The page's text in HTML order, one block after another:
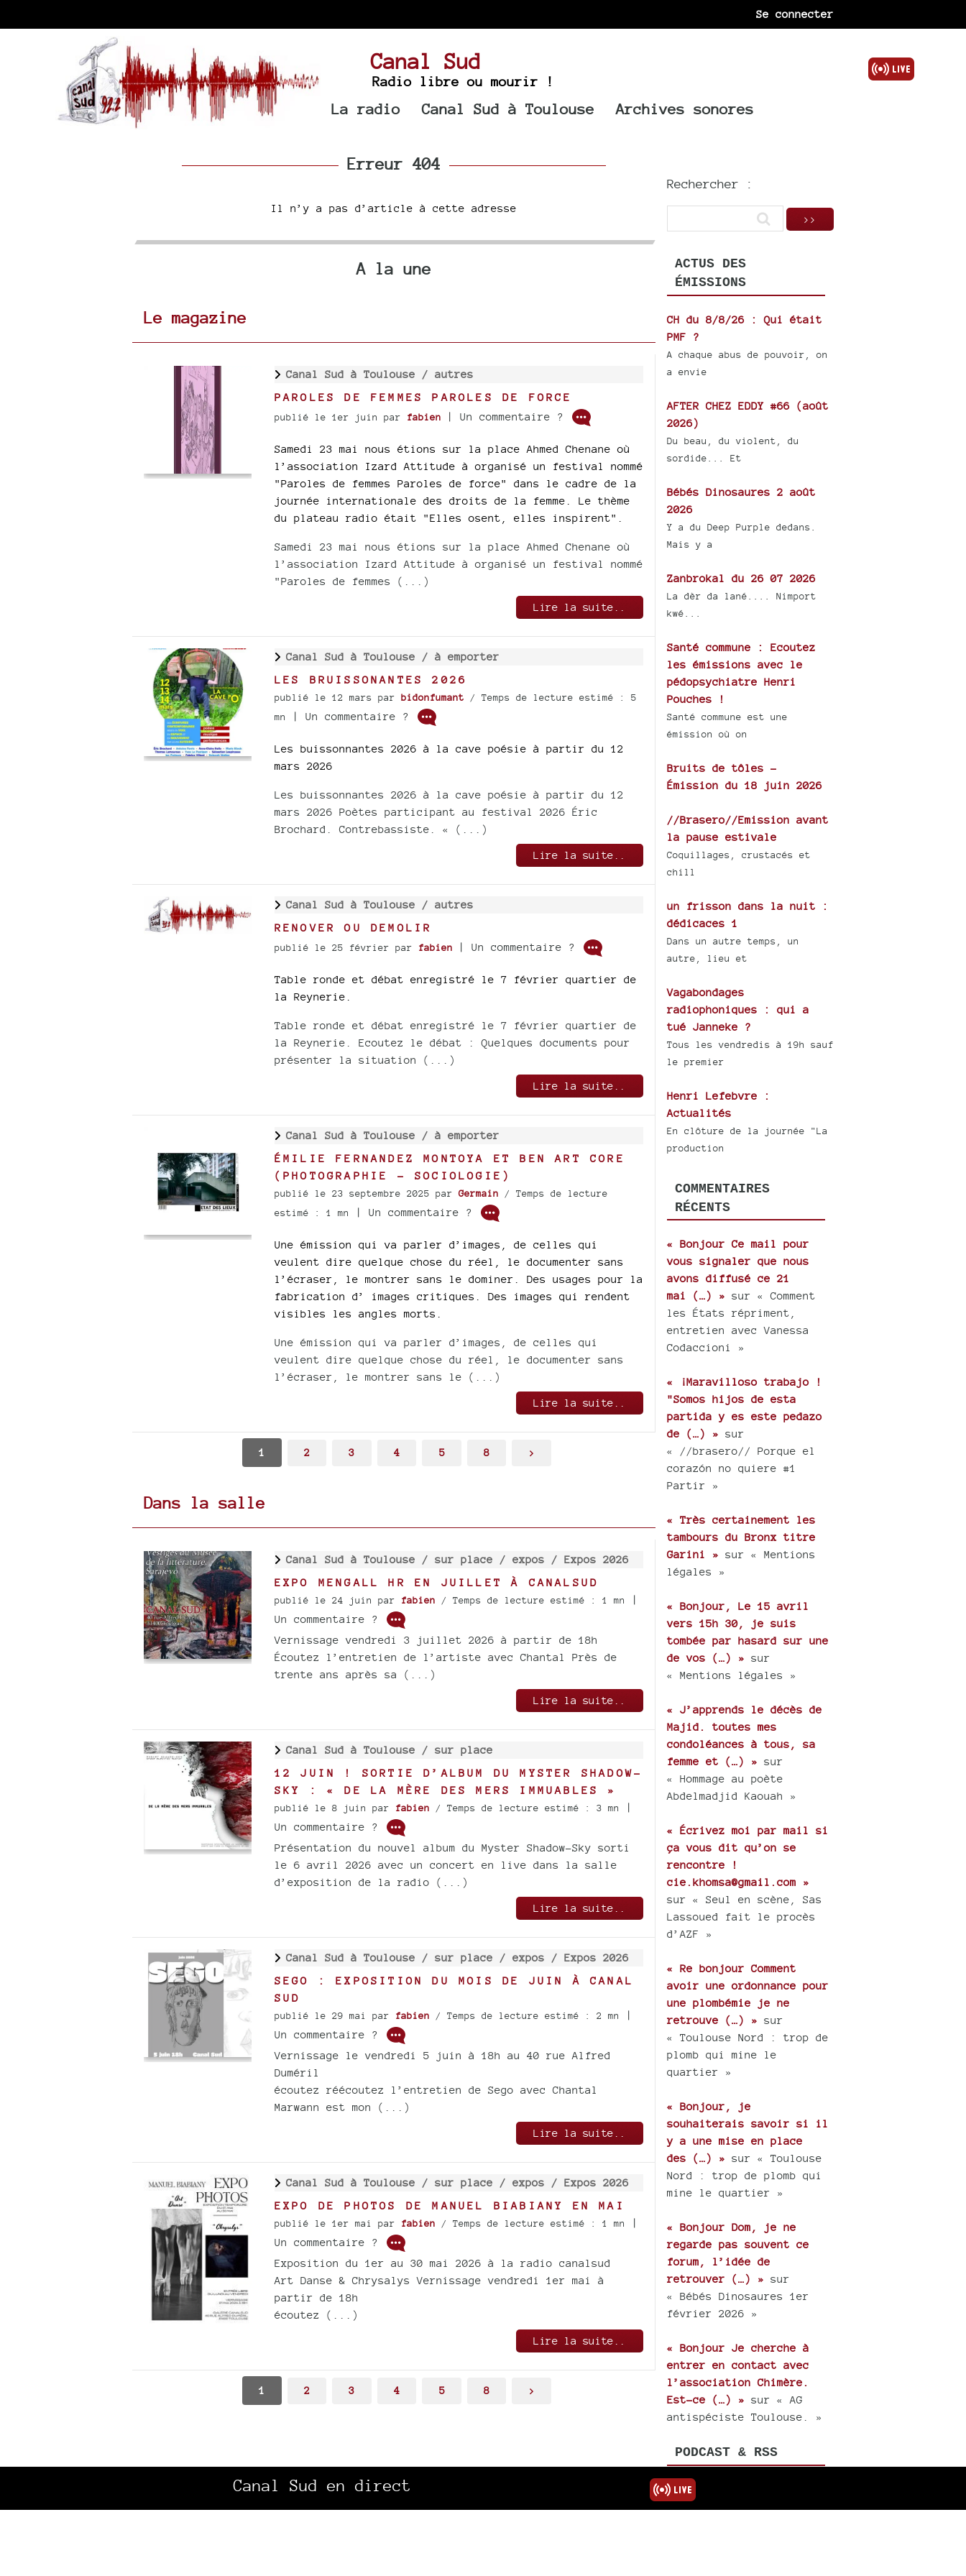
Se connecter
Canal Sud
Radio libre ou mourir !
La radio Canal Sud à Toulouse Archives sonores
Erreur 404
Il n’y a pas d’article à cette adresse
A la une
Le magazine
Canal Sud à Toulouse / autres
PAROLES DE FEMMES PAROLES DE FORCE
publié le 1er juin par fabien | Un commentaire ?
Samedi 23 mai nous étions sur la place Ahmed Chenane où
l’association Izard Attitude à organisé un festival nommé
"Paroles de femmes Paroles de force" dans le cadre de la
journée internationale des droits de la femme. Le thème
du plateau radio était "Elles osent, elles inspirent".
Samedi 23 mai nous étions sur la place Ahmed Chenane où
l’association Izard Attitude à organisé un festival nommé
"Paroles de femmes (...)
Lire la suite..
Canal Sud à Toulouse / à emporter
LES BRUISSONANTES 2026
publié le 12 mars par bidonfumant / Temps de lecture estimé : 5
mn
| Un commentaire ?
Les buissonnantes 2026 à la cave poésie à partir du 12
mars 2026
Les buissonnantes 2026 à la cave poésie à partir du 12
mars 2026 Poètes participant au festival 2026 Éric
Brochard. Contrebassiste. « (...)
Lire la suite..
Canal Sud à Toulouse / autres
RENOVER OU DEMOLIR
publié le 25 février par fabien | Un commentaire ?
Table ronde et débat enregistré le 7 février quartier de
la Reynerie.
Table ronde et débat enregistré le 7 février quartier de
la Reynerie. Ecoutez le débat : Quelques documents pour
présenter la situation (...)
Lire la suite..
Canal Sud à Toulouse / à emporter
ÉMILIE FERNANDEZ MONTOYA ET BEN ART CORE
(PHOTOGRAPHIE - SOCIOLOGIE)
publié le 23 septembre 2025 parGermain / Temps de lecture
estimé : 1 mn
| Un commentaire ?
Une émission qui va parler d’images, de celles qui
veulent dire quelque chose du réel, le documenter sans
l’écraser, le montrer sans le dominer. Des usages pour la
fabrication d’ images critiques. Des images qui rendent
visibles les angles morts.
Une émission qui va parler d’images, de celles qui
veulent dire quelque chose du réel, le documenter sans
l’écraser, le montrer sans le (...)
Lire la suite..
1 2 3 4 5 8 >
Dans la salle
Canal Sud à Toulouse / sur place / expos / Expos 2026
EXPO MENGALL HR EN JUILLET À CANALSUD
publié le 24 juin par fabien / Temps de lecture estimé : 1 mn
|
Un commentaire ?
Vernissage vendredi 3 juillet 2026 à partir de 18h
Écoutez l’entretien de l’artiste avec Chantal Près de
trente ans après sa (...)
Lire la suite..
Canal Sud à Toulouse / sur place
12 JUIN ! SORTIE D’ALBUM DU MYSTER SHADOW-
SKY : « DE LA MÈRE DES MERS IMMUABLES »
publié le 8 juin par fabien / Temps de lecture estimé : 3 mn
|
Un commentaire ?
Présentation du nouvel album du Myster Shadow-Sky sorti
le 6 avril 2026 avec un concert en live dans la salle
d’exposition de la radio (...)
Lire la suite..
Canal Sud à Toulouse / sur place / expos / Expos 2026
SEGO : EXPOSITION DU MOIS DE JUIN À CANAL
SUD
publié le 29 mai par fabien / Temps de lecture estimé : 2 mn
|
Un commentaire ?
Vernissage le vendredi 5 juin à 18h au 40 rue Alfred
Duméril
écoutez réécoutez l’entretien de Sego avec Chantal
Marwann est mon (...)
Lire la suite..
Canal Sud à Toulouse / sur place / expos / Expos 2026
EXPO DE PHOTOS DE MANUEL BIABIANY EN MAI
publié le 1er mai par fabien / Temps de lecture estimé : 1 mn
|
Un commentaire ?
Exposition du 1er au 30 mai 2026 à la radio canalsud
Art Danse & Chrysalys Vernissage vendredi 1er mai à
partir de 18h
écoutez (...)
Lire la suite..
1 2 3 4 5 8 >
Rechercher :
ACTUS DES
ÉMISSIONS
CH du 8/8/26 : Qui était
PMF ?
A chaque abus de pouvoir, on
a envie
AFTER CHEZ EDDY #66 (août
2026)
Du beau, du violent, du
sordide... Et
Bébés Dinosaures 2 août
2026
Y a du Deep Purple dedans.
Mais y a
Zanbrokal du 26 07 2026
La dèr da lané.... Nimport
kwé...
Santé commune : Ecoutez
les émissions avec le
pédopsychiatre Henri
Pouches !
Santé commune est une
émission où on
Bruits de tôles -
Émission du 18 juin 2026
//Brasero//Emission avant
la pause estivale
Coquillages, crustacés et
chill
un frisson dans la nuit :
dédicaces 1
Dans un autre temps, un
autre, lieu et
Vagabondages
radiophoniques : qui a
tué Janneke ?
Tous les vendredis à 19h sauf
le premier
Henri Lefebvre :
Actualités
En clôture de la journée "La
production
COMMENTAIRES
RÉCENTS
« Bonjour Ce mail pour
vous signaler que nous
avons diffusé ce 21
mai (…) » sur « Comment
les États répriment,
entretien avec Vanessa
Codaccioni »
« ¡Maravilloso trabajo !
"Somos hijos de esta
partida y es este pedazo
de (…) » sur
« //brasero// Porque el
corazón no quiere #1
Partir »
« Très certainement les
tambours du Bronx titre
Garini » sur « Mentions
légales »
« Bonjour, Le 15 avril
vers 15h 30, je suis
tombée par hasard sur une
de vos (…) » sur
« Mentions légales »
« J’apprends le décès de
Majid. toutes mes
condoléances à tous, sa
femme et (…) » sur
« Hommage au poète
Abdelmadjid Kaouah »
« Écrivez moi par mail si
ça vous dit qu’on se
rencontre !
cie.khomsa@gmail.com »
sur « Seul en scène, Sas
Lassoued fait le procès
d’AZF »
« Re bonjour Comment
avoir une ordonnance pour
une plombémie je ne
retrouve (…) » sur
« Toulouse Nord : trop de
plomb qui mine le
quartier »
« Bonjour, je
souhaiterais savoir si il
y a une mise en place
des (…) » sur « Toulouse
Nord : trop de plomb qui
mine le quartier »
« Bonjour Dom, je ne
regarde pas souvent ce
forum, l’idée de
retrouver (…) » sur
« Bébés Dinosaures 1er
février 2026 »
« Bonjour Je cherche à
entrer en contact avec
l’association Chimère.
Est-ce (…) » sur « AG
antispéciste Toulouse. »
PODCAST & RSS
Podcast global
Canal Sud en direct